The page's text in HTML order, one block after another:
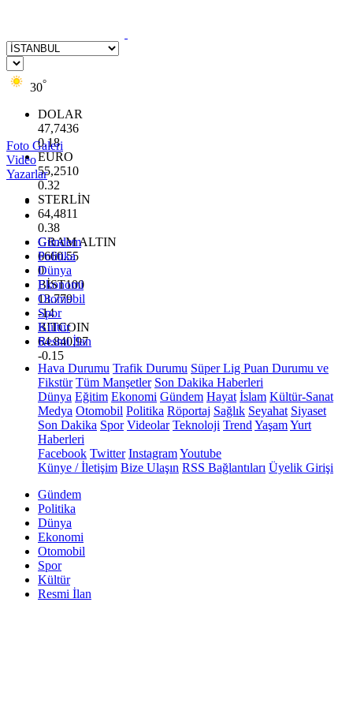
30°
DOLAR
47,7436
0.18
EURO
55,2510
0.32
STERLİN
64,4811
0.38
GRAM ALTIN
6660.55
0
BİST100
13.779
-14
BITCOIN
64.840,97
-0.15
Foto Galeri
Video
Yazarlar
Gündem
Politika
Dünya
Ekonomi
Otomobil
Spor
Kültür
Resmi İlan
Hava Durumu Trafik Durumu Süper Lig Puan Durumu ve
Fikstür Tüm Manşetler Son Dakika Haberleri
Dünya Eğitim Ekonomi Gündem Hayat İslam Kültür-Sanat
Medya Otomobil Politika Röportaj Sağlık Seyahat Siyaset
Son Dakika Spor Videolar Teknoloji Trend YaşamYurt
Haberleri
Facebook Twitter InstagramYoutube
Künye / İletişim Bize Ulaşın RSS Bağlantıları Üyelik Girişi
Gündem
Politika
Dünya
Ekonomi
Otomobil
Spor
Kültür
Resmi İlan